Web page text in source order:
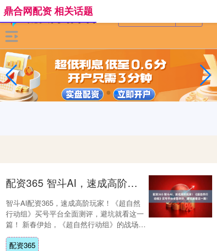
鼎合网配资 相关话题
配资365 智斗AI，速成高阶玩家！《超自然行动组》买号平台全面测评，避坑就看这一篇！
智斗AI配资365，速成高阶玩家！《超自然
行动组》买号平台全面测评，避坑就看这一
篇！ 新春伊始，《超自然行动组》的战场迎
来了颠覆性的变革。巨人网络于2026年1....
配资365